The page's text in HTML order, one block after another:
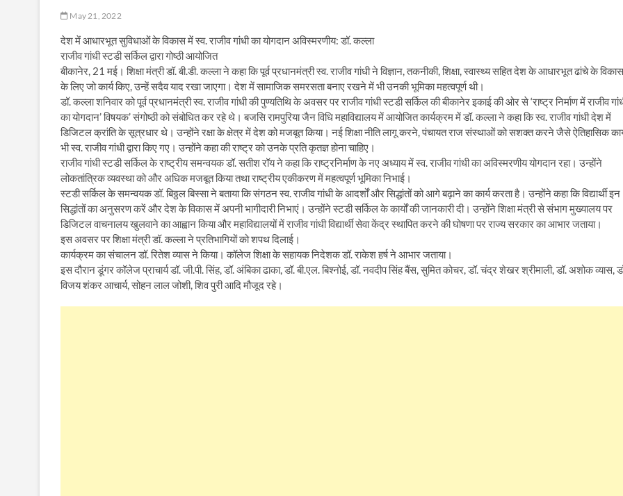
May 21, 2022
देश में आधारभूत सुविधाओं के विकास में स्व. राजीव गांधी का योगदान अविस्मरणीय: डॉ. कल्ला
राजीव गांधी स्टडी सर्किल द्वारा गोष्ठी आयोजित
बीकानेर, 21 मई। शिक्षा मंत्री डॉ. बी.डी. कल्ला ने कहा कि पूर्व प्रधानमंत्री स्व. राजीव गांधी ने विज्ञान, तकनीकी, शिक्षा, स्वास्थ्य सहित देश के आधारभूत ढांचे के विकास
के लिए जो कार्य किए, उन्हें सदैव याद रखा जाएगा। देश में सामाजिक समरसता बनाए रखने में भी उनकी भूमिका महत्वपूर्ण थी।
डॉ. कल्ला शनिवार को पूर्व प्रधानमंत्री स्व. राजीव गांधी की पुण्यतिथि के अवसर पर राजीव गांधी स्टडी सर्किल की बीकानेर इकाई की ओर से ‘राष्ट्र निर्माण में राजीव
का योगदान’ विषयक’ संगोष्ठी को संबोधित कर रहे थे। बजसि रामपुरिया जैन विधि महाविद्यालय में आयोजित कार्यक्रम में डॉ. कल्ला ने कहा कि स्व. राजीव गांधी देश में
डिजिटल क्रांति के सूत्रधार थे। उन्होंने रक्षा के क्षेत्र में देश को मजबूत किया। नई शिक्षा नीति लागू करने, पंचायत राज संस्थाओं को सशक्त करने जैसे ऐतिहासिक
भी स्व. राजीव गांधी द्वारा किए गए। उन्होंने कहा की राष्ट्र को उनके प्रति कृतज्ञ होना चाहिए।
राजीव गांधी स्टडी सर्किल के राष्ट्रीय समन्वयक डॉ. सतीश रॉय ने कहा कि राष्ट्रनिर्माण के नए अध्याय में स्व. राजीव गांधी का अविस्मरणीय योगदान रहा। उन्होंने
लोकतांत्रिक व्यवस्था को और अधिक मजबूत किया तथा राष्ट्रीय एकीकरण में महत्वपूर्ण भूमिका निभाई।
स्टडी सर्किल के समन्वयक डॉ. बिठ्ठल बिस्सा ने बताया कि संगठन स्व. राजीव गांधी के आदर्शों और सिद्धांतों को आगे बढ़ाने का कार्य करता है। उन्होंने कहा कि विद्यार्थी इन
सिद्धांतों का अनुसरण करें और देश के विकास में अपनी भागीदारी निभाएं। उन्होंने स्टडी सर्किल के कार्यों की जानकारी दी। उन्होंने शिक्षा मंत्री से संभाग मुख्यालय पर
डिजिटल वाचनालय खुलवाने का आह्वान किया और महाविद्यालयों में राजीव गांधी विद्यार्थी सेवा केंद्र स्थापित करने की घोषणा पर राज्य सरकार का आभार जताया।
इस अवसर पर शिक्षा मंत्री डॉ. कल्ला ने प्रतिभागियों को शपथ दिलाई।
कार्यक्रम का संचालन डॉ. रितेश व्यास ने किया। कॉलेज शिक्षा के सहायक निदेशक डॉ. राकेश हर्ष ने आभार जताया।
इस दौरान डूंगर कॉलेज प्राचार्य डॉ. जी.पी. सिंह, डॉ. अंबिका ढाका, डॉ. बी.एल. बिश्नोई, डॉ. नवदीप सिंह बैंस, सुमित कोचर, डॉ. चंद्र शेखर श्रीमाली, डॉ. अशोक व्यास,
विजय शंकर आचार्य, सोहन लाल जोशी, शिव पुरी आदि मौजूद रहे।